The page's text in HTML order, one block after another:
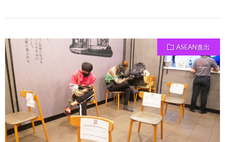
ASEAN進出